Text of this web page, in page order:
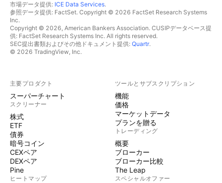
市場データ提供: ICE Data Services.
参照データ提供: FactSet. Copyright © 2026 FactSet Research Systems
Inc.
Copyright © 2026, American Bankers Association. CUSIPデータベース提
供: FactSet Research Systems Inc. All rights reserved.
SEC提出書類およびその他ドキュメント提供: Quartr.
© 2026 TradingView, Inc.
主要プロダクト
スーパーチャート
スクリーナー
株式
ETF
債券
暗号コイン
CEXペア
DEXペア
Pine
ヒートマップ
ツールとサブスクリプション
機能
価格
マーケットデータ
プランを贈る
トレーディング
概要
ブローカー
ブローカー比較
The Leap
スペシャルオファー